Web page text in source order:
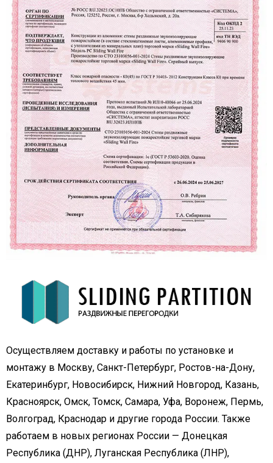
Осуществляем доставку и работы по установке и
монтажу в Москву, Санкт-Петербург, Ростов-на-Дону,
Екатеринбург, Новосибирск, Нижний Новгород, Казань,
Красноярск, Омск, Томск, Самара, Уфа, Воронеж, Пермь,
Волгоград, Краснодар и другие города России. Также
работаем в новых регионах России — Донецкая
Республика (ДНР), Луганская Республика (ЛНР),